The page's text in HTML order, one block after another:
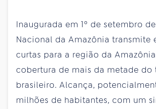
Inaugurada em 1º de setembro de
Nacional da Amazônia transmite
curtas para a região da
cobertura de mais da metade do
brasileiro. Alcança,
milhões de habitantes, com um